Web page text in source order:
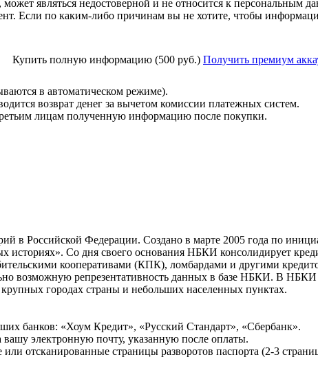
являться недостоверной и не относится к
Если по каким-либо причинам вы не хотите, чтобы
Купить полную информацию (500 руб.) Получить премиум
в автоматическом режиме).
возврат денег за вычетом комиссии платежных систем.
лицам полученную информацию после покупки.
в Российской Федерации. Создано в марте 2005 года по
историях». Со дня своего основания НБКИ консолидирует
кооперативами (КПК), ломбардами и другими
возможную репрезентативность данных в базе НБКИ. В
городах страны и небольших населенных пунктах.
банков: «Хоум Кредит», «Русский Стандарт», «Сбербанк».
электронную почту, указанную после оплаты.
или отсканированные страницы разворотов паспорта (2-3